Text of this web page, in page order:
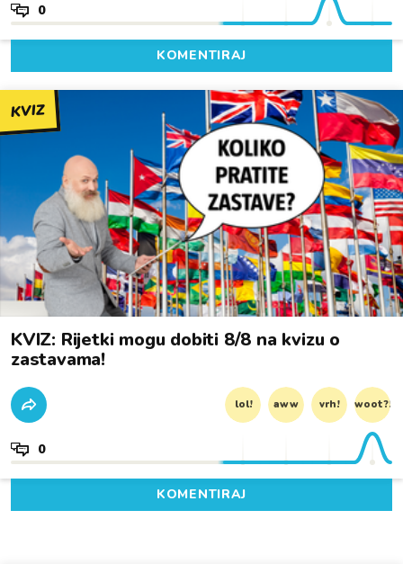
0
KOMENTIRAJ
KVIZ
KVIZ: Rijetki mogu dobiti 8/8 na kvizu o
zastavama!
lol! aww vrh! woot?!
0
KOMENTIRAJ